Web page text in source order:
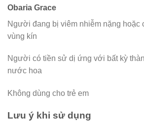
Obaria Grace
Người đang bị viêm nhiễm nặng hoặc
vùng kín
Người có tiền sử dị ứng với bất kỳ
nước hoa
Không dùng cho trẻ em
Lưu ý khi sử dụng